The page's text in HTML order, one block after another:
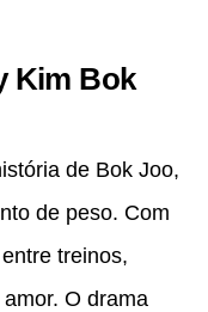
Kim Bok
de Bok Joo,
de peso. Com
treinos,
O drama